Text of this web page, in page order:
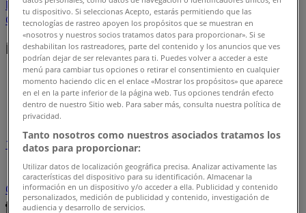
Motos y RepuestosFerreterías y ConstrucciónLibros y
CineViajesBancos y Seguros
Índice de ofertas en Mariquita
Tiendeo en Mariquita»
Índice de ofertas
1
Supermercados
arroz
Farmacias, Droguerías y
Ópticas
Ropa y Zapatos celulares televisores
tu dispositivo. Si seleccionas Acepto, estarás permitiendo que las
tecnologías de rastreo apoyen los propósitos que se muestran en
«nosotros y nuestros socios tratamos datos para proporcionar». Si se
deshabilitan los rastreadores, parte del contenido y los anuncios que ves
podrían dejar de ser relevantes para ti. Puedes volver a acceder a este
menú para cambiar tus opciones o retirar el consentimiento en cualquier
momento haciendo clic en el enlace «Mostrar los propósitos» que aparece
en el en la parte inferior de la página web. Tus opciones tendrán efecto
dentro de nuestro Sitio web. Para saber más, consulta nuestra política de
privacidad.
Tanto nosotros como nuestros asociados tratamos los
datos para proporcionar:
Utilizar datos de localización geográfica precisa. Analizar activamente las
características del dispositivo para su identificación. Almacenar la
información en un dispositivo y/o acceder a ella. Publicidad y contenido
personalizados, medición de publicidad y contenido, investigación de
audiencia y desarrollo de servicios.